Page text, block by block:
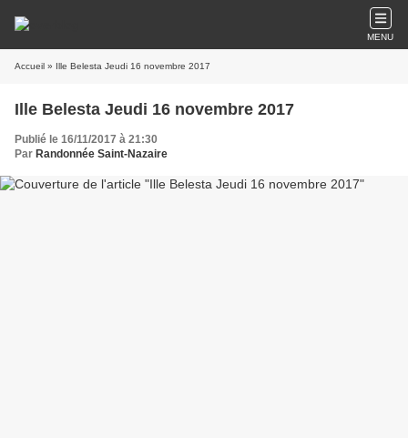
MENU
Accueil » Ille Belesta Jeudi 16 novembre 2017
Ille Belesta Jeudi 16 novembre 2017
Publié le 16/11/2017 à 21:30
Par Randonnée Saint-Nazaire